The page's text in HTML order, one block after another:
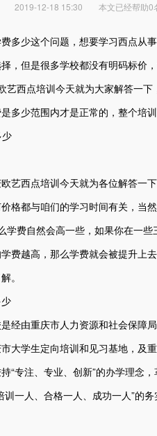
2019-12-18 15:30 本文已经帮助0
多少这个问题，想要学习西点从
，但是很多学校都没有明码标价
艺西点培训今天就为大家解答一
多少范围内才是正常的，整个培
艺西点培训今天就为各位解答一
格都与咱们的学习时间有关，当
费自然会高一些，如果你在一
费越高，那么学费就会被提升上
。
经由重庆市人力资源和社会保障
大学生定向培训和见习基地，及
“专注、专业、创新”的办学理念
一人、合格一人、成功一人”的